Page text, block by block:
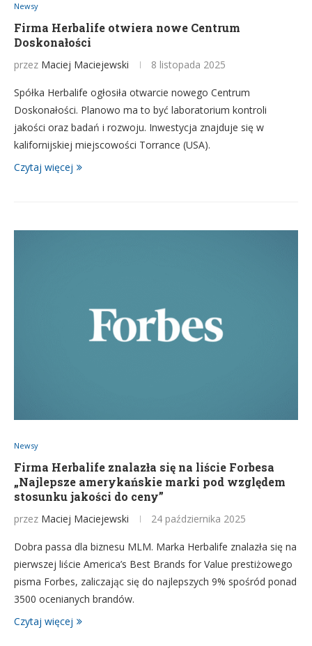
Newsy
Firma Herbalife otwiera nowe Centrum
Doskonałości
przez Maciej Maciejewski 8 listopada 2025
Spółka Herbalife ogłosiła otwarcie nowego Centrum
Doskonałości. Planowo ma to być laboratorium kontroli
jakości oraz badań i rozwoju. Inwestycja znajduje się w
kalifornijskiej miejscowości Torrance (USA).
Czytaj więcej
Newsy
Firma Herbalife znalazła się na liście Forbesa
„Najlepsze amerykańskie marki pod względem
stosunku jakości do ceny”
przez Maciej Maciejewski 24 października 2025
Dobra passa dla biznesu MLM. Marka Herbalife znalazła się na
pierwszej liście America’s Best Brands for Value prestiżowego
pisma Forbes, zaliczając się do najlepszych 9% spośród ponad
3500 ocenianych brandów.
Czytaj więcej